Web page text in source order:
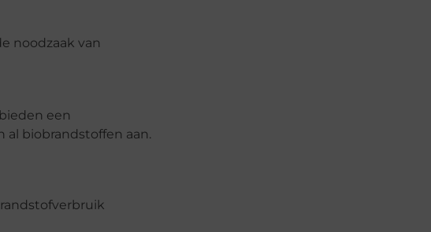
noodzaak van
een
biobrandstoffen aan.